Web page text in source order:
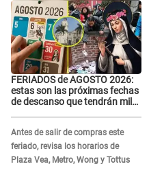
FERIADOS de AGOSTO 2026:
estas son las próximas fechas
de descanso que tendrán miles
Antes de salir de compras este
feriado, revisa los horarios de
Plaza Vea, Metro, Wong y Tottus